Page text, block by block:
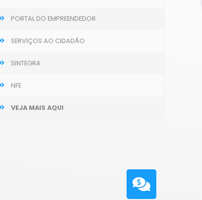
PORTAL DO EMPREENDEDOR
SERVIÇOS AO CIDADÃO
SINTEGRA
NFE
VEJA MAIS AQUI